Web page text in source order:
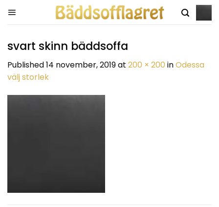
svart skinn bäddsoffa
Published14 november, 2019at 200 × 200 inOdessa
välj storlek